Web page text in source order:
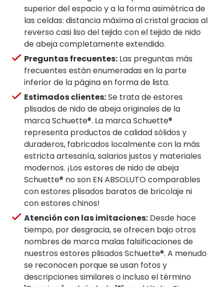
superior del espacio y a la forma asimétrica de
las celdas: distancia máxima al cristal gracias al
reverso casi liso del tejido con el tejido de nido
de abeja completamente extendido.
Preguntas frecuentes: Las preguntas más
frecuentes están enumeradas en la parte
inferior de la página en forma de lista.
Estimados clientes:Se trata de estores
plisados de nido de abeja originales de la
marca Schuette®. La marca Schuette®
representa productos de calidad sólidos y
duraderos, fabricados localmente con la más
estricta artesanía, salarios justos y materiales
modernos. ¡Los estores de nido de abeja
Schuette® no son EN ABSOLUTO comparables
con estores plisados baratos de bricolaje ni
con estores chinos!
Atención con las imitaciones: Desde hace
tiempo, por desgracia, se ofrecen bajo otros
nombres de marca malas falsificaciones de
nuestros estores plisados Schuette®. A menudo
se reconocen porque se usan fotos y
descripciones similares o incluso el término